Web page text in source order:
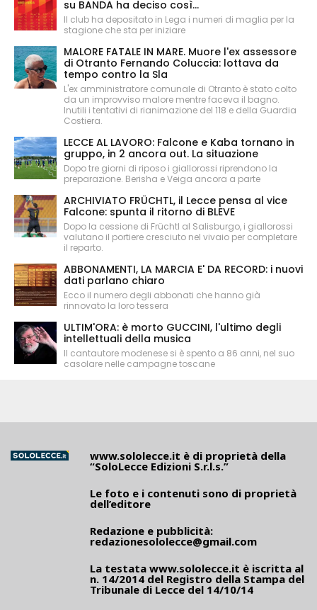
su BANDA ha deciso così...
Il club ha depositato in Lega i numeri di maglia per la
stagione che sta per iniziare
MALORE FATALE IN MARE. Muore l'ex assessore
di Otranto Fernando Coluccia: lottava da
tempo contro la Sla
L'ex amministratore comunale di Otranto è stato colto
da un improvviso malore mentre faceva il bagno.
Inutili i tentativi di rianimazione del 118 e della Guardia
Costiera.
LECCE AL LAVORO: Falcone e Kaba tornano in
gruppo, in 2 ancora out. La situazione
Dopo tre giorni di riposo i giallorossi riprendono la
preparazione. Berisha e Veiga ancora a parte
ARCHIVIATO FRÜCHTL, il Lecce pensa al vice
Falcone: spunta il ritorno di BLEVE
Dopo la cessione di Früchtl al Salisburgo, i giallorossi
valutano il portiere cresciuto nel vivaio per completare
il reparto.
ABBONAMENTI, LA MARCIA E' DA RECORD: i nuovi
dati parlano chiaro
Ecco il numero degli abbonati che hanno già
rinnovato la loro tessera
ULTIM'ORA: è morto GUCCINI, l'ultimo degli
intellettuali della musica
Il cantautore modenese si è spento a 86 anni, nel suo
casolare nelle campagne toscane
www.sololecce.it è di proprietà della
“SoloLecce Edizioni S.r.l.s.”
Le foto e i contenuti sono di proprietà
dell’editore
Redazione e pubblicità:
redazionesololecce@gmail.com
La testata www.sololecce.it è iscritta al
n. 14/2014 del Registro della Stampa del
Tribunale di Lecce del 14/10/14